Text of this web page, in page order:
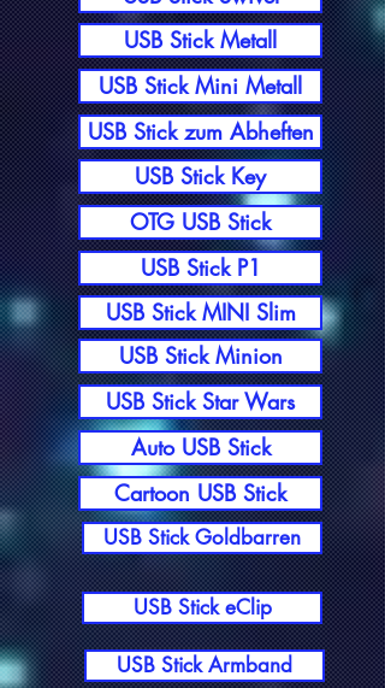
USB Stick Metall
USB Stick Mini Metall
USB Stick zum Abheften
USB Stick Key
OTG USB Stick
USB Stick P1
USB Stick MINI Slim
USB Stick Minion
USB Stick Star Wars
Auto USB Stick
Cartoon USB Stick
USB Stick Goldbarren
USB Stick eClip
USB Stick Armband